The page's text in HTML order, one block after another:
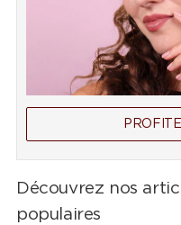
Découvrez nos
populaires